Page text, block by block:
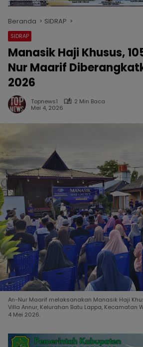
Beranda SIDRAP
SIDRAP
Manasik Haji Khusus,
Nur Maarif
2026
Topnews1
2 Min Baca
Mei 4, 2026
An-Nur Maarif melaksanakan Manasik Haji
Villa Annur, Kelurahan Batu Lappa, Kecamatan
4 Mei 2026.